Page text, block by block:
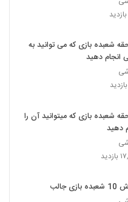
حقه شعبده بازی که می توانید به
انجام دهید
حقه شعبده بازی که میتوانید آن را
دهید
جالب